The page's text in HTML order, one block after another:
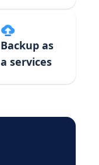
Backup as
a services